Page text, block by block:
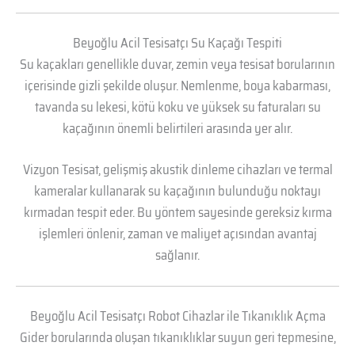
Beyoğlu Acil Tesisatçı Su Kaçağı Tespiti
Su kaçakları genellikle duvar, zemin veya tesisat borularının
içerisinde gizli şekilde oluşur. Nemlenme, boya kabarması,
tavanda su lekesi, kötü koku ve yüksek su faturaları su
kaçağının önemli belirtileri arasında yer alır.
Vizyon Tesisat, gelişmiş akustik dinleme cihazları ve termal
kameralar kullanarak su kaçağının bulunduğu noktayı
kırmadan tespit eder. Bu yöntem sayesinde gereksiz kırma
işlemleri önlenir, zaman ve maliyet açısından avantaj
sağlanır.
Beyoğlu Acil Tesisatçı Robot Cihazlar ile Tıkanıklık Açma
Gider borularında oluşan tıkanıklıklar suyun geri tepmesine,